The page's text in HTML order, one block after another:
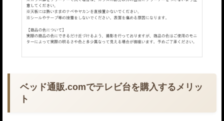
ベッド通販.comでテレビ台を購入するメリッ
ト